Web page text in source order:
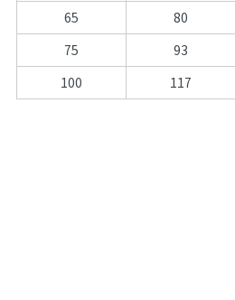
65
80
75
93
100
117